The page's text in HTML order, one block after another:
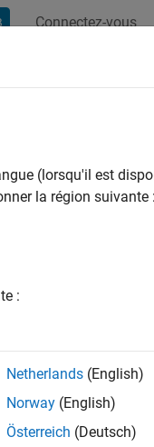
Connectez-vous
specify the floating
Coder™ or with
(lorsqu'il est
la région suivante :
:
Netherlands (English)
Norway (English)
Österreich (Deutsch)